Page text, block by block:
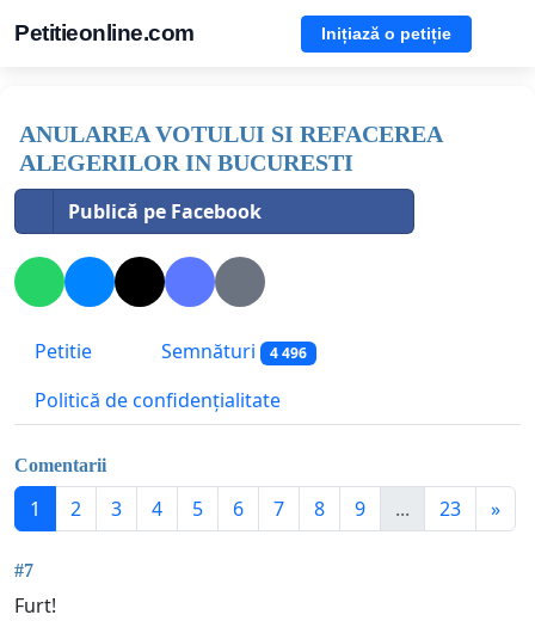
Petitieonline.com Inițiază o petiție
ANULAREA VOTULUI SI REFACEREA
ALEGERILOR IN BUCURESTI
Publică pe Facebook
Petitie Semnături 4 496
Politică de confidențialitate
Comentarii
1 2 3 4 5 6 7 8 9 ... 23 »
#7
Furt!